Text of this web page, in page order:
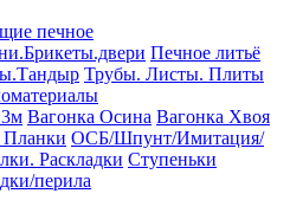
печное
Печное литьё
Трубы. Листы. Плиты
Вагонка Осина Вагонка Хвоя
ОСБ/Шпунт/Имитация/
Раскладки Ступеньки
перила